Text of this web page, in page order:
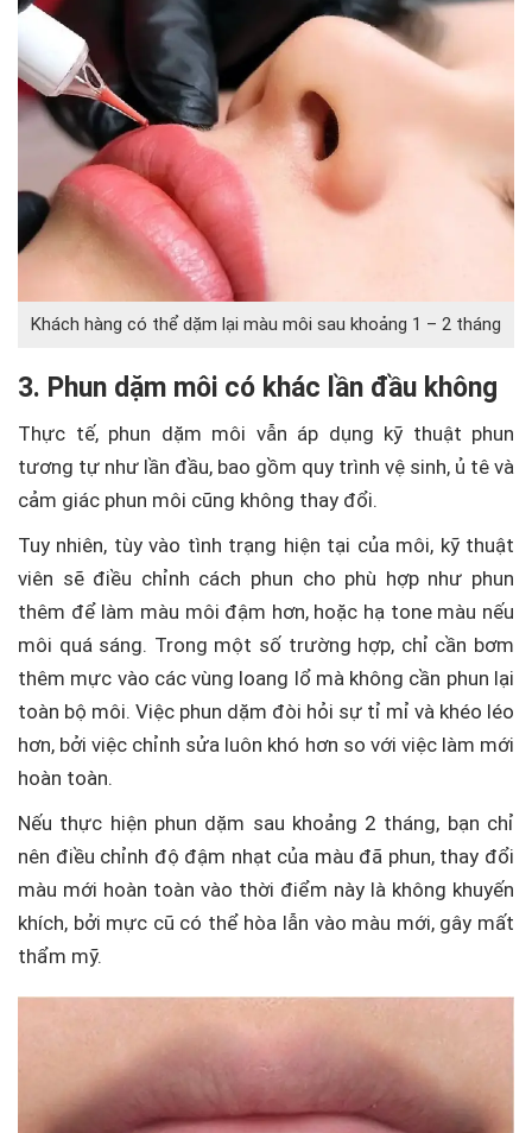
Khách hàng có thể dặm lại màu môi sau khoảng 1 – 2 tháng
3. Phun dặm môi có khác lần đầu không
Thực tế, phun dặm môi vẫn áp dụng kỹ thuật phun
tương tự như lần đầu, bao gồm quy trình vệ sinh, ủ tê và
cảm giác phun môi cũng không thay đổi.
Tuy nhiên, tùy vào tình trạng hiện tại của môi, kỹ thuật
viên sẽ điều chỉnh cách phun cho phù hợp như phun
thêm để làm màu môi đậm hơn, hoặc hạ tone màu nếu
môi quá sáng. Trong một số trường hợp, chỉ cần bơm
thêm mực vào các vùng loang lổ mà không cần phun lại
toàn bộ môi. Việc phun dặm đòi hỏi sự tỉ mỉ và khéo léo
hơn, bởi việc chỉnh sửa luôn khó hơn so với việc làm mới
hoàn toàn.
Nếu thực hiện phun dặm sau khoảng 2 tháng, bạn chỉ
nên điều chỉnh độ đậm nhạt của màu đã phun, thay đổi
màu mới hoàn toàn vào thời điểm này là không khuyến
khích, bởi mực cũ có thể hòa lẫn vào màu mới, gây mất
thẩm mỹ.